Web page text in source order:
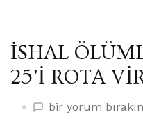
İSHAL
25’İ ROTA
İSHAL
bir yorum bırakın